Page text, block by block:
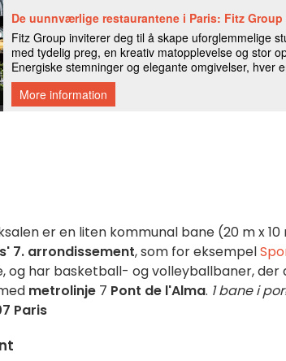
er en liten kommunal bane (20 m x
7. arrondissement, som for eksempel
og har basketball- og volleyballbaner, der
metrolinje 7 Pont de l'Alma. 1 bane i
Paris